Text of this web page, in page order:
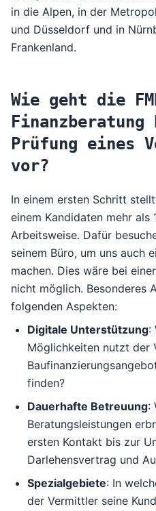
in die Alpen, in der
und Düsseldorf und in
Frankenland.
Wie geht die
Prüfung eines
vor?
In einem ersten Schritt
einem Kandidaten mehr als
Arbeitsweise. Dafür
seinem Büro, um uns auch
machen. Dies wäre bei
nicht möglich. Besonderes
folgenden Aspekten:
Digitale Unterstützung:
Möglichkeiten nutzt der
finden?
Dauerhafte Betreuung:
Beratungsleistungen
ersten Kontakt bis zur
Darlehensvertrag und
Spezialgebiete: In
der Vermittler seine